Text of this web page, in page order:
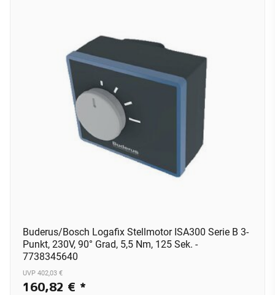
Buderus/Bosch Logafix Stellmotor ISA300 Serie B 3-
Punkt, 230V, 90° Grad, 5,5 Nm, 125 Sek. -
7738345640
UVP 402,03 €
160,82 € *